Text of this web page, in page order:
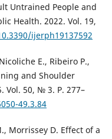
Untrained People and
Health. 2022. Vol. 19,
ijerph19137592
E., Ribeiro P.,
and Shoulder
Vol. 50, № 3. P. 277–
49.3.84
Morrissey D. Effect of a